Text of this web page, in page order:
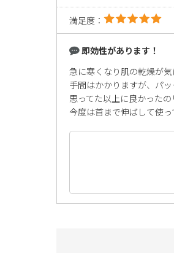
満足度：
即効性があります！
急に寒くなり肌の乾燥が
手間はかかりますが、パ
思ってた以上に良かったの
今度は首まで伸ばして使っ